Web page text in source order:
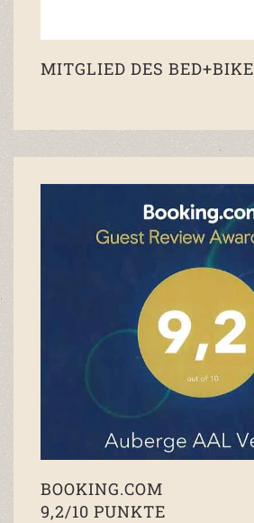
MITGLIED DES BED+BIKE
BOOKING.COM
9,2/10 PUNKTE